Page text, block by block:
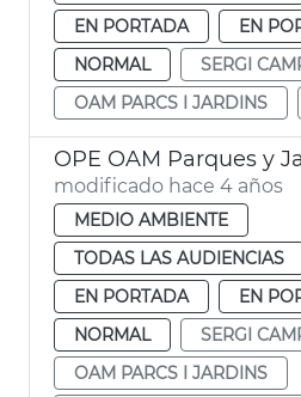
EN PORTADA
EN
NORMAL
SERGI
OAM PARCS I JARDINS
OPE OAM Parques y
modificado hace 4 años
MEDIO AMBIENTE
TODAS LAS AUDIENCIAS
EN PORTADA
EN
NORMAL
SERGI
OAM PARCS I JARDINS